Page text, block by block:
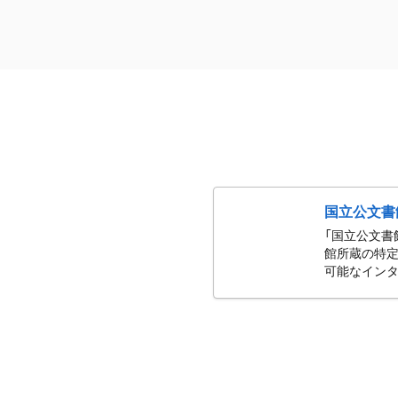
国立公文
「国立公文書
館所蔵の特
可能なイン